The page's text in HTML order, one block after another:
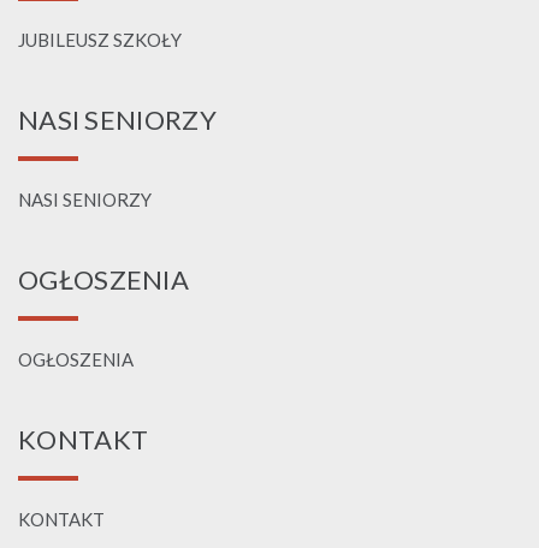
JUBILEUSZ SZKOŁY
NASI SENIORZY
NASI SENIORZY
OGŁOSZENIA
OGŁOSZENIA
KONTAKT
KONTAKT